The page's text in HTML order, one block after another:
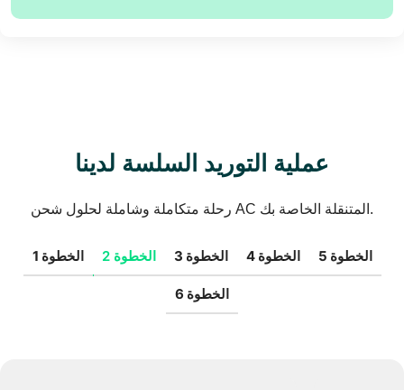
عملية التوريد السلسة لدينا
رحلة متكاملة وشاملة لحلول شحن AC المتنقلة الخاصة بك.
الخطوة 1 الخطوة 2 الخطوة 3 الخطوة 4 الخطوة 5
الخطوة 6